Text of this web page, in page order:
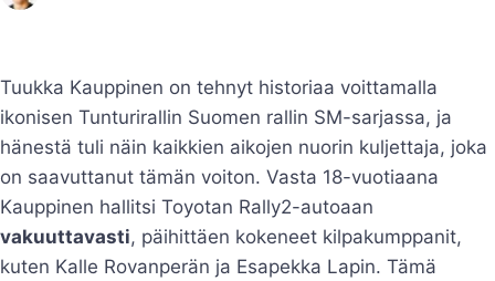
Tuukka Kauppinen on tehnyt historiaa voittamalla
ikonisen Tunturirallin Suomen rallin SM-sarjassa, ja
hänestä tuli näin kaikkien aikojen nuorin kuljettaja, joka
on saavuttanut tämän voiton. Vasta 18-vuotiaana
Kauppinen hallitsi Toyotan Rally2-autoaan
vakuuttavasti, päihittäen kokeneet kilpakumppanit,
kuten Kalle Rovanperän ja Esapekka Lapin. Tämä